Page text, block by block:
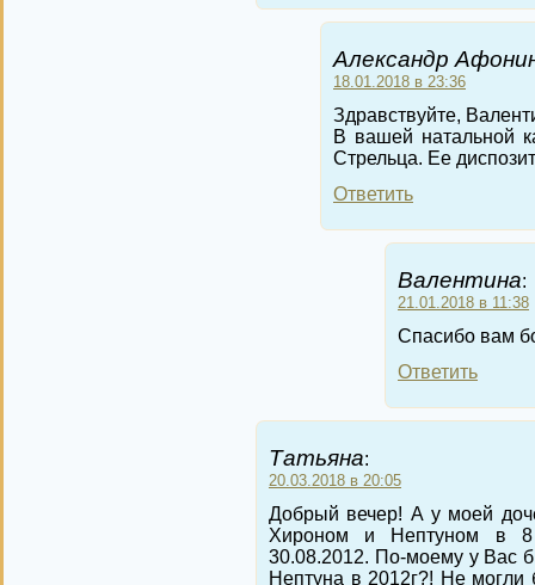
Александр
18.01.2018 в 23:36
Здравствуйте,
В вашей натальной
Стрельца. Ее
Ответить
Валентина:
21.01.2018 в 11:38
Спасибо вам
Ответить
Татьяна:
20.03.2018 в 20:05
Добрый вечер! А у моей
Хироном и Нептуном в
30.08.2012. По-моему у Вас
Нептуна в 2012г?! Не могли